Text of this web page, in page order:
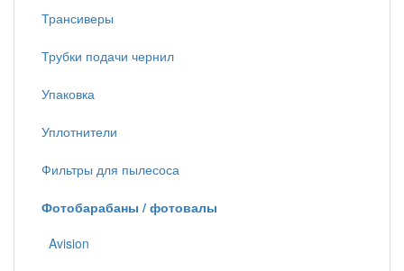
Трансиверы
Трубки подачи чернил
Упаковка
Уплотнители
Фильтры для пылесоса
Фотобарабаны / фотовалы
Avision